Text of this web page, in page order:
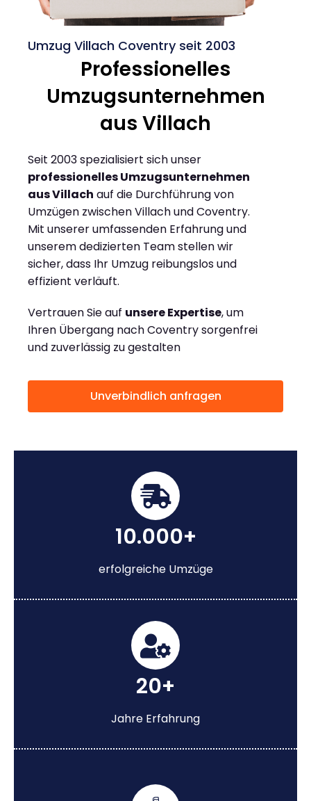
Umzug Villach Coventry seit 2003
Professionelles
Umzugsunternehmen
aus Villach
Seit 2003 spezialisiert sich unser
professionelles Umzugsunternehmen
aus Villach auf die Durchführung von
Umzügen zwischen Villach und Coventry.
Mit unserer umfassenden Erfahrung und
unserem dedizierten Team stellen wir
sicher, dass Ihr Umzug reibungslos und
effizient verläuft.
Vertrauen Sie auf unsere Expertise, um
Ihren Übergang nach Coventry sorgenfrei
und zuverlässig zu gestalten
Unverbindlich anfragen
10.000+
erfolgreiche Umzüge
20+
Jahre Erfahrung